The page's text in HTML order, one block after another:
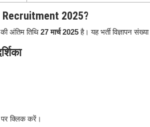
2025?
अंतिम तिथि 27 मार्च 2025है। यह भर्ती विज्ञापन संख्या
पर क्लिक करें।